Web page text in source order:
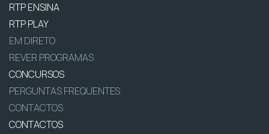
RTP ENSINA
RTP PLAY
EM DIRETO
REVER PROGRAMAS
CONCURSOS
PERGUNTAS FREQUENTES
CONTACTOS
CONTACTOS